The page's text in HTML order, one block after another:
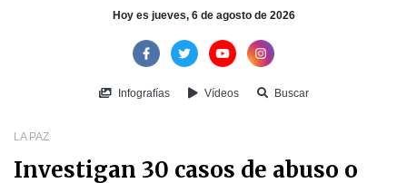
Hoy es jueves, 6 de agosto de 2026
Infografías Vídeos Buscar
LA PAZ
Investigan 30 casos de abuso o